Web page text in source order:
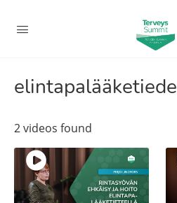
elintapalääketiede
2 videos found